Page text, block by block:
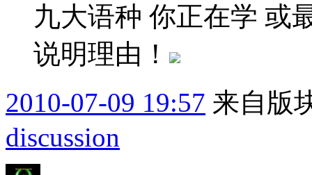
九大语种 你正在学 或
说明理由！
2010-07-09 19:57 来自版
discussion